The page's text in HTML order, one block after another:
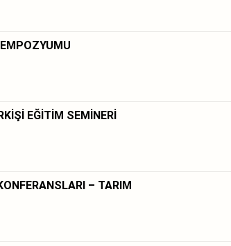
EĞİTİM SEMİNERİ
– TARIM